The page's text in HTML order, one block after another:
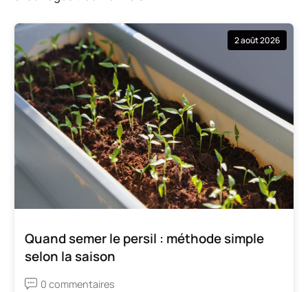
2 août 2026
Quand semer le persil : méthode simple
selon la saison
0 commentaires